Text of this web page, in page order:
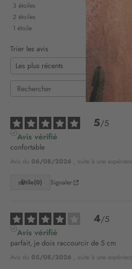
3 étoiles
2 étoiles
1 étoile
Trier les avis
5/5
Avis vérifié
confortable
Avis du 06/08/2026 , suite à une
Utile(0) Signaler
4/5
Avis vérifié
parfait, je dois raccourcir de 5 cm
Avis du 05/08/2026 , suite à une